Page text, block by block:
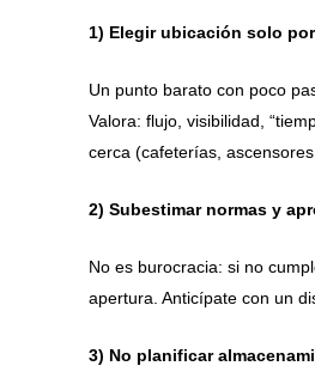
1) Elegir ubicación solo
Un punto barato con poco
Valora: flujo, visibilidad,
cerca (cafeterías,
2) Subestimar normas y
No es burocracia: si no
apertura. Anticípate con un
3) No planificar